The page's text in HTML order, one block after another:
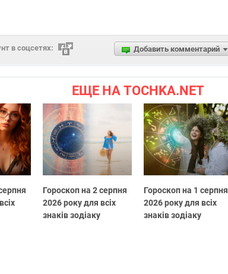
Добавить комментарий
в соцсетях:
ЕЩЕ НА TOCHKA.NET
Гороскоп на 2 серпня
2026 року для всіх
знаків зодіаку
Гороскоп на 1 серпня
2026 року для всіх
знаків зодіаку